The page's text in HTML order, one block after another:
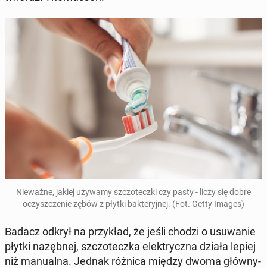
Nie­waż­ne, jakiej używamy szczo­tecz­ki czy pasty - liczy się dobre
oczysz­cze­nie zębów z płytki bak­te­ryj­nej. (Fot. Getty Images)
Badacz odkrył na przy­kład, że jeśli chodzi o usu­wa­nie
płytki na­zęb­nej, szczo­tecz­ka elek­trycz­na działa lepiej
niż ma­nu­al­na. Jednak różnica między dwoma głów­ny­